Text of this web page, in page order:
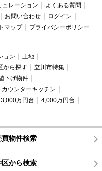
ュレーション
よくある質問
お問い合わせ
ログイン
マップ プライバシーポリシー
ョン
土地
から探す
立川市特集
下げ物件
カウンターキッチン
3,000万円台
4,000万円台
買物件検索
区から検索